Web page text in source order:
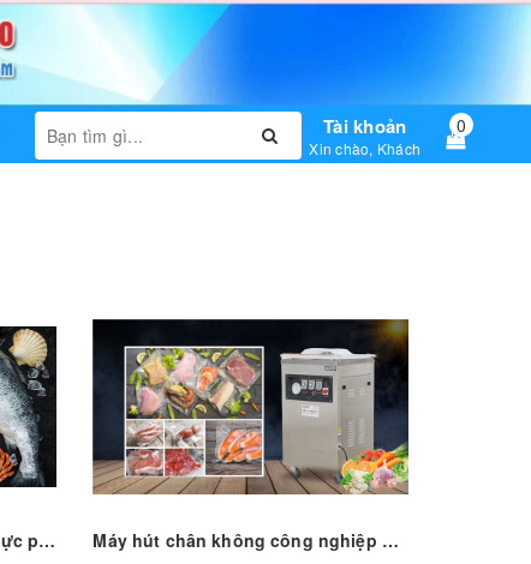
Tài khoản
Xin chào, Khách
0
Các phương pháp bảo quản thực phẩm phổ biến nhất hiện nay Máy hút chân không công nghiệp DZQ 400